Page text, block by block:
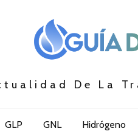
De La
GLP GNL Hidrógeno